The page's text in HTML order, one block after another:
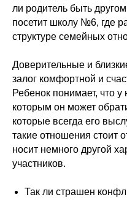
ли родитель быть
посетит школу №6, где
структуре семейных
Доверительные и
залог комфортной и
Ребенок понимает, что
которым он может
которые всегда его
такие отношения стоит
носит немного другой
участников.
Так ли страшен